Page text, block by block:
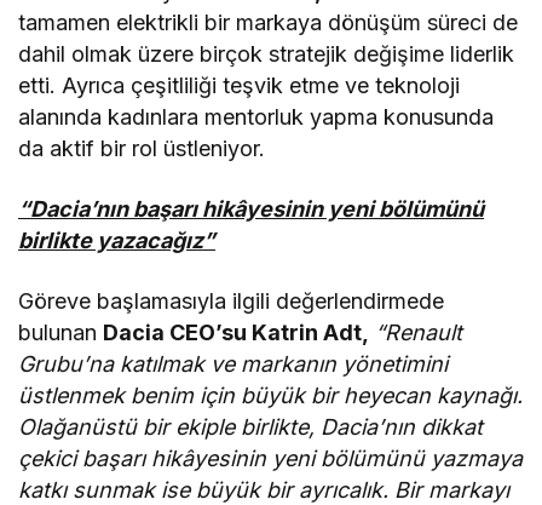
tamamen elektrikli bir markaya dönüşüm süreci de
dahil olmak üzere birçok stratejik değişime liderlik
etti. Ayrıca çeşitliliği teşvik etme ve teknoloji
alanında kadınlara mentorluk yapma konusunda
da aktif bir rol üstleniyor.
“Dacia’nın başarı hikâyesinin yeni bölümünü
birlikte yazacağız”
Göreve başlamasıyla ilgili değerlendirmede
bulunan Dacia CEO’su Katrin Adt, “Renault
Grubu’na katılmak ve markanın yönetimini
üstlenmek benim için büyük bir heyecan kaynağı.
Olağanüstü bir ekiple birlikte, Dacia’nın dikkat
çekici başarı hikâyesinin yeni bölümünü yazmaya
katkı sunmak ise büyük bir ayrıcalık. Bir markayı